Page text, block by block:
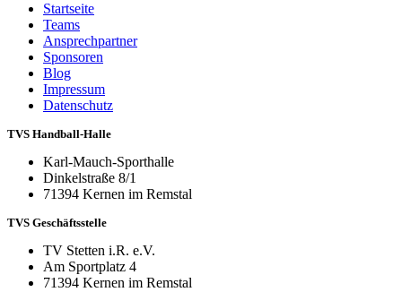
Startseite
Teams
Ansprechpartner
Sponsoren
Blog
Impressum
Datenschutz
TVS Handball-Halle
Karl-Mauch-Sporthalle
Dinkelstraße 8/1
71394 Kernen im Remstal
TVS Geschäftsstelle
TV Stetten i.R. e.V.
Am Sportplatz 4
71394 Kernen im Remstal